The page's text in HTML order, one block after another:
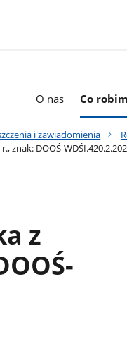
O nas Co
i zawiadomienia
znak: DOOŚ-
z